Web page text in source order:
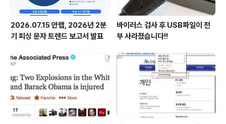
2026.07.15 안랩, 2026년 2분
기 피싱 문자 트렌드 보고서 발표
바이러스 검사 후 USB파일이 전
부 사라졌습니다!!